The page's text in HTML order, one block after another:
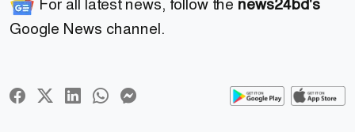
For all latest news, follow the news24bd's
Google News channel.